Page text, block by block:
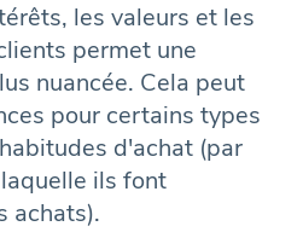
les valeurs et les
permet une
nuancée. Cela peut
pour certains types
d'achat (par
ils font
achats).